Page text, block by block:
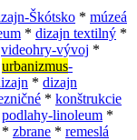
Škótsko * múzeá
* dizajn textilný *
videohry-vývoj *
urbanizmus-
* dizajn
* konštrukcie
podlahy-linoleum *
* zbrane * remeslá